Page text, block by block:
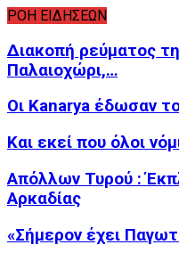
ΡΟΗ ΕΙΔΗΣΕΩΝ
Διακοπή ρεύματος
Παλαιοχώρι,…
Οι Kanarya έδωσαν
Και εκεί που όλοι
Απόλλων Τυρού :
Αρκαδίας
«Σήμερον έχει